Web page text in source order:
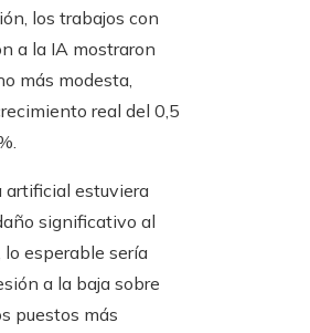
los trabajos con
a la IA mostraron
más modesta,
real del 0,5
artificial estuviera
significativo al
lo esperable sería
a la baja sobre
puestos más